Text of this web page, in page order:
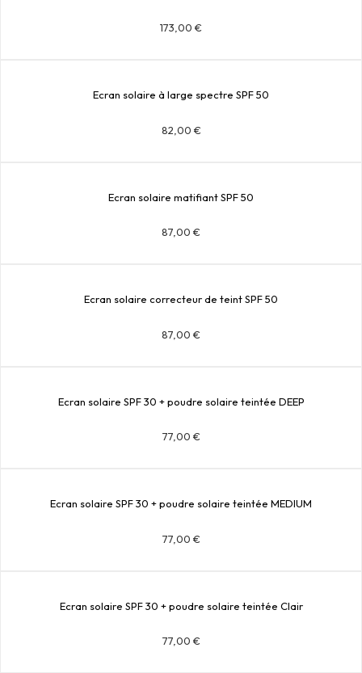
173,00 €
Ecran solaire à large spectre SPF 50
82,00 €
Ecran solaire matifiant SPF 50
87,00 €
Ecran solaire correcteur de teint SPF 50
87,00 €
Ecran solaire SPF 30 + poudre solaire teintée DEEP
77,00 €
Ecran solaire SPF 30 + poudre solaire teintée MEDIUM
77,00 €
Ecran solaire SPF 30 + poudre solaire teintée Clair
77,00 €